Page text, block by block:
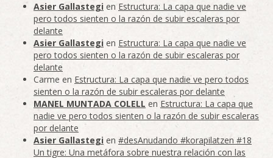
Asier Gallastegi en Estructura: La capa que nadie ve
pero todos sienten o la razón de subir escaleras por
delante
Asier Gallastegi en Estructura: La capa que nadie ve
pero todos sienten o la razón de subir escaleras por
delante
Carme en Estructura: La capa que nadie ve pero todos
sienten o la razón de subir escaleras por delante
MANEL MUNTADA COLELL en Estructura: La capa que
nadie ve pero todos sienten o la razón de subir escaleras
por delante
Asier Gallastegi en #desAnudando #korapilatzen #18
Un tigre: Una metáfora sobre nuestra relación con las